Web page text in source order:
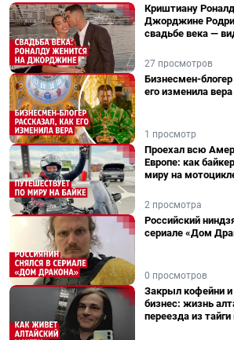
Криштиану
Джорджине
свадьбе века —
27 просмотров
Бизнесмен-
его изменила
1 просмотр
Проехал всю
Европе: как
миру на
2 просмотра
Российский
сериале «Дом
0 просмотров
Закрыл кофейни
бизнес: жизнь
переезда из